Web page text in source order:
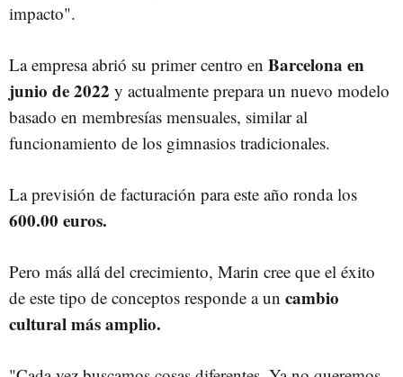
impacto".
La empresa abrió su primer centro en Barcelona en
junio de 2022 y actualmente prepara un nuevo modelo
basado en membresías mensuales, similar al
funcionamiento de los gimnasios tradicionales.
La previsión de facturación para este año ronda los
600.00 euros.
Pero más allá del crecimiento, Marin cree que el éxito
de este tipo de conceptos responde a un cambio
cultural más amplio.